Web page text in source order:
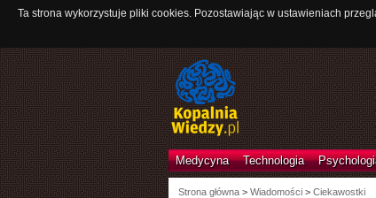
Ta strona wykorzystuje pliki cookies. Pozostawiając w ustawieniach
Medycyna Technologia
Strona główna> Wiadomości > Ciekawostki